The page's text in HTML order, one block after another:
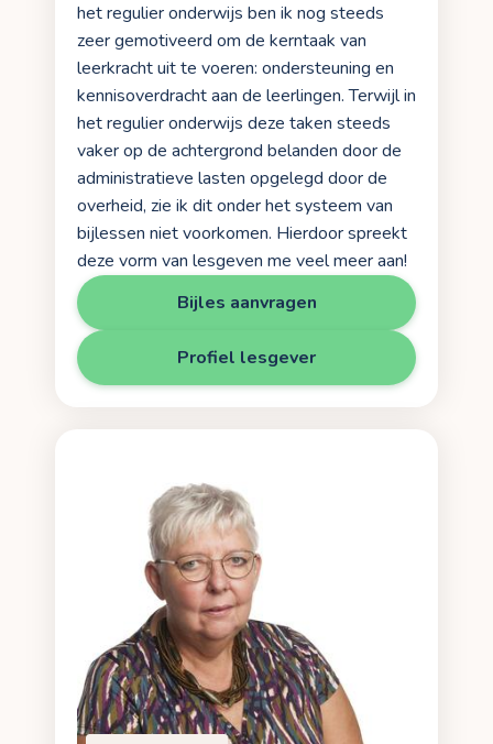
het regulier onderwijs ben ik nog steeds
zeer gemotiveerd om de kerntaak van
leerkracht uit te voeren: ondersteuning en
kennisoverdracht aan de leerlingen. Terwijl in
het regulier onderwijs deze taken steeds
vaker op de achtergrond belanden door de
administratieve lasten opgelegd door de
overheid, zie ik dit onder het systeem van
bijlessen niet voorkomen. Hierdoor spreekt
deze vorm van lesgeven me veel meer aan!
Bijles aanvragen
Profiel lesgever